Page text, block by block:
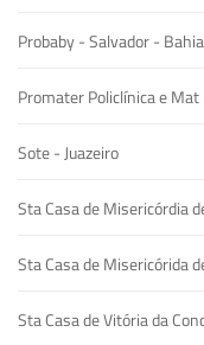
Probaby - Salvador -
Promater Policlínica e
Sote - Juazeiro
Sta Casa de Misericórdia
Sta Casa de Misericórida
Sta Casa de Vitória da